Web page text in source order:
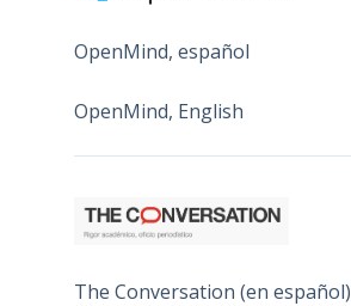
OpenMind, español
OpenMind, English
The Conversation (en español)